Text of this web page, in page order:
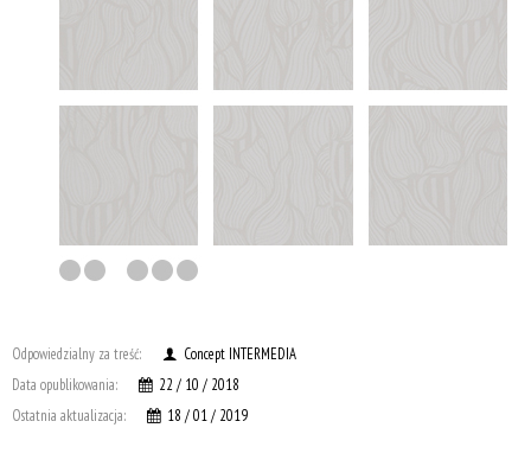
Odpowiedzialny za treść:
Concept INTERMEDIA
Data opublikowania:
22 / 10 / 2018
Ostatnia aktualizacja:
18 / 01 / 2019